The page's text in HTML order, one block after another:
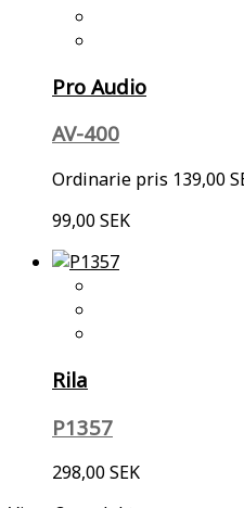
Pro Audio
AV-400
Ordinarie pris 139,00
99,00 SEK
Rila
P1357
298,00 SEK